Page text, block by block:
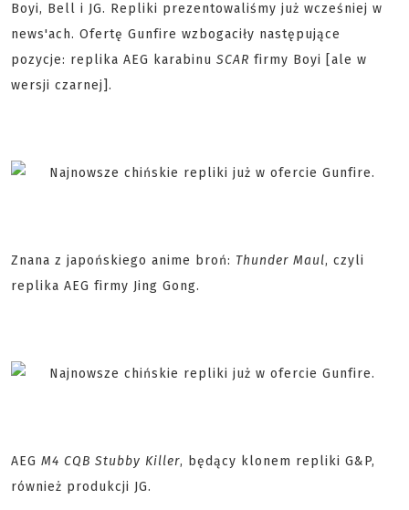
Boyi, Bell i JG. Repliki prezentowaliśmy już wcześniej w
news'ach. Ofertę Gunfire wzbogaciły następujące
pozycje: replika AEG karabinu SCAR firmy Boyi [ale w
wersji czarnej].
Znana z japońskiego anime broń: Thunder Maul, czyli
replika AEG firmy Jing Gong.
AEG M4 CQB Stubby Killer, będący klonem repliki G&P,
również produkcji JG.